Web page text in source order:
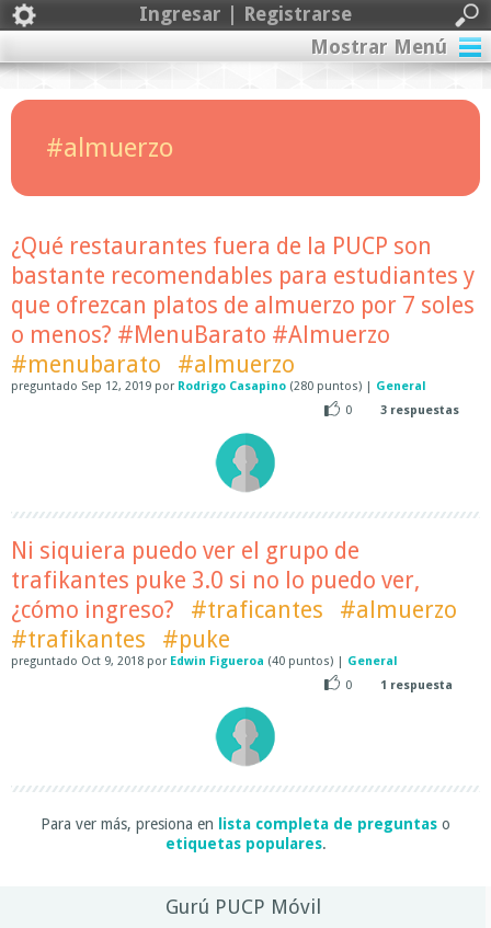
Ingresar | Registrarse
Mostrar Menú
#almuerzo
¿Qué restaurantes fuera de la PUCP son
bastante recomendables para estudiantes y
que ofrezcan platos de almuerzo por 7 soles
o menos? #MenuBarato #Almuerzo
#menubarato
#almuerzo
preguntado Sep 12, 2019 por Rodrigo Casapino (280 puntos) | General
0
3 respuestas
Ni siquiera puedo ver el grupo de
trafikantes puke 3.0 si no lo puedo ver,
¿cómo ingreso?
#traficantes
#almuerzo
#trafikantes
#puke
preguntado Oct 9, 2018 por Edwin Figueroa (40 puntos) | General
0
1 respuesta
Para ver más, presiona en lista completa de preguntas o
etiquetas populares.
Gurú PUCP Móvil